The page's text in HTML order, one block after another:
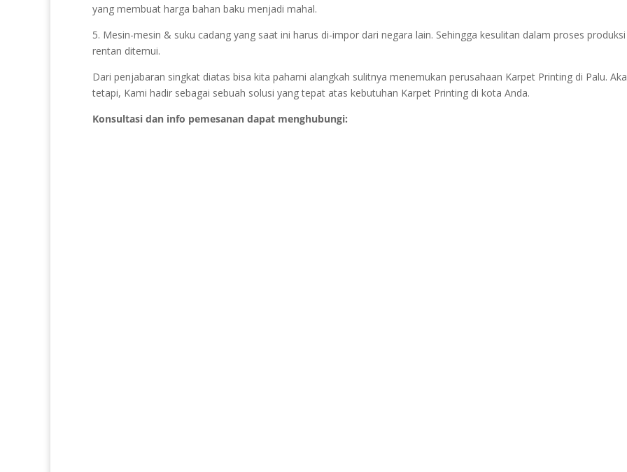
yang membuat harga bahan baku menjadi mahal.
5. Mesin-mesin & suku cadang yang saat ini harus di-impor dari negara lain. Sehingga kesulitan dalam proses produksi
rentan ditemui.
Dari penjabaran singkat diatas bisa kita pahami alangkah sulitnya menemukan perusahaan Karpet Printing di Palu.
tetapi, Kami hadir sebagai sebuah solusi yang tepat atas kebutuhan Karpet Printing di kota Anda.
Konsultasi dan info pemesanan dapat menghubungi: